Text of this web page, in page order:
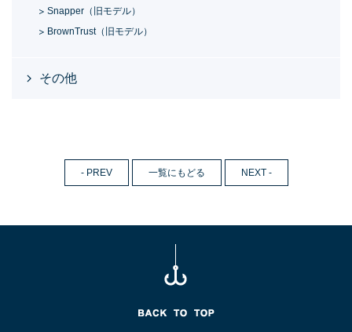
Snapper（旧モデル）
BrownTrust（旧モデル）
その他
- PREV 一覧にもどる NEXT -